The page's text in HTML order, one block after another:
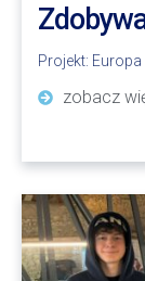
Projekt: Europa
zobacz